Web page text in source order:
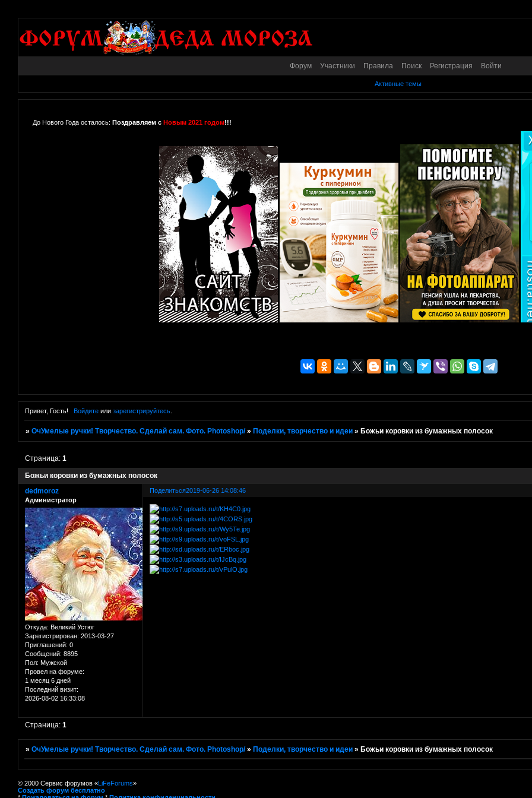
Форум Участники Правила Поиск Регистрация Войти
Активные темы
До Нового Года осталось: Поздравляем с Новым 2021 годом!!!
Привет, Гость! Войдитеили зарегистрируйтесь.
»ОчУмелые ручки! Творчество. Сделай сам. Фото. Photoshop/ » Поделки, творчество и идеи » Божьи коровки из бумажных полосок
Божьи коровки из бумажных полосок
Страница:1
Поделиться2019-06-26 14:08:46
dedmoroz
Администратор
Откуда: Великий Устюг
Зарегистрирован: 2013-03-27
Приглашений: 0
Сообщений: 8895
Пол: Мужской
Провел на форуме:
1 месяц 6 дней
Последний визит:
2026-08-02 16:33:08
Страница:1
»ОчУмелые ручки! Творчество. Сделай сам. Фото. Photoshop/ » Поделки, творчество и идеи » Божьи коровки из бумажных полосок
© 2000 Сервис форумов «LiFeForums»
Создать форум бесплатно